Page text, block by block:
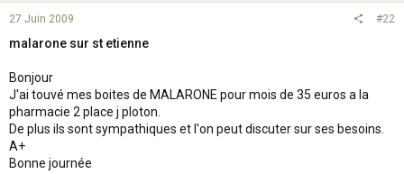
27 Juin 2009 #22
malarone sur st etienne
Bonjour
J'ai touvé mes boites de MALARONE pour mois de 35 euros a la
pharmacie 2 place j ploton.
De plus ils sont sympathiques et l'on peut discuter sur ses besoins.
A+
Bonne journée